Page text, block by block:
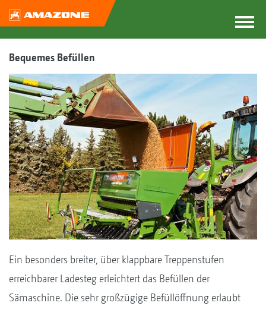
Bequemes Befüllen
Ein besonders breiter, über klappbare Treppenstufen
erreichbarer Ladesteg erleichtert das Befüllen der
Sämaschine. Die sehr großzügige Befüllöffnung erlaubt